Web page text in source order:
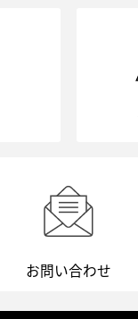
お問い合わせ